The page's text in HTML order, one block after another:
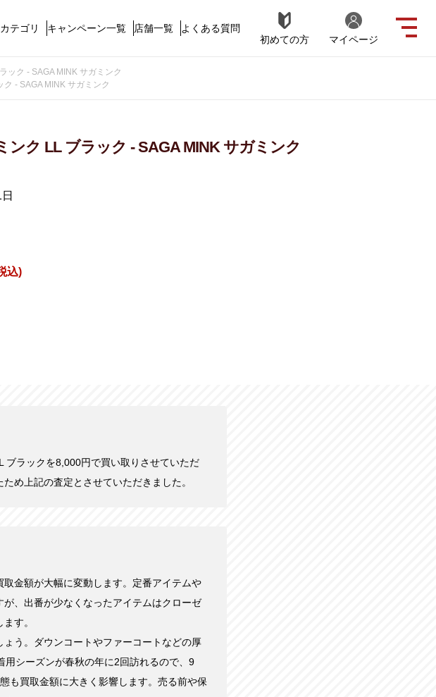
テゴリ キャンペーン一覧 店舗一覧
よくある質問
初めての方
マイページ
ック - SAGA MINK サガミンク
- SAGA MINK サガミンク
ンク LL ブラック - SAGA MINK サガミンク
込)
ブラックを8,000円で買い取りさせていただ
め上記の査定とさせていただきました。
金額が大幅に変動します。定番アイテムや
、出番が少なくなったアイテムはクローゼ
す。
う。ダウンコートやファーコートなどの厚
シーズンが春秋の年に2回訪れるので、9
も買取金額に大きく影響します。売る前や保